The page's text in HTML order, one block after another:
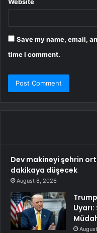
Save my name, email,
time I comment.
Dev makineyi şehrin
dakikaya düşecek
August 8, 2026